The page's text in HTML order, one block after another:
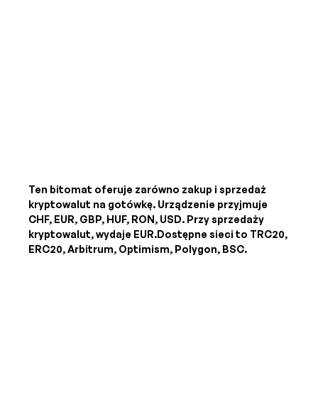
Ten bitomat oferuje zarówno zakup i sprzedaż
kryptowalut na gotówkę. Urządzenie przyjmuje
CHF, EUR, GBP, HUF, RON, USD. Przy sprzedaży
kryptowalut, wydaje EUR.Dostępne sieci to TRC20,
ERC20, Arbitrum, Optimism, Polygon, BSC.